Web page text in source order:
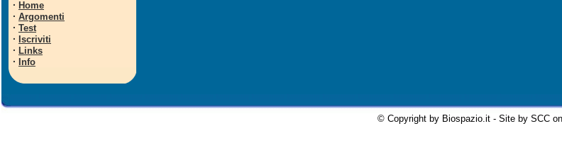
· Home
· Argomenti
· Test
· Iscriviti
· Links
· Info
© Copyright by Biospazio.it - Site by SCC